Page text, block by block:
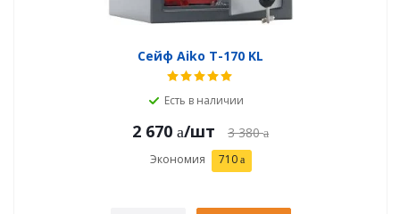
Сейф Aiko T-170 KL
Есть в наличии
2 670 /шт 3 380
Экономия 710